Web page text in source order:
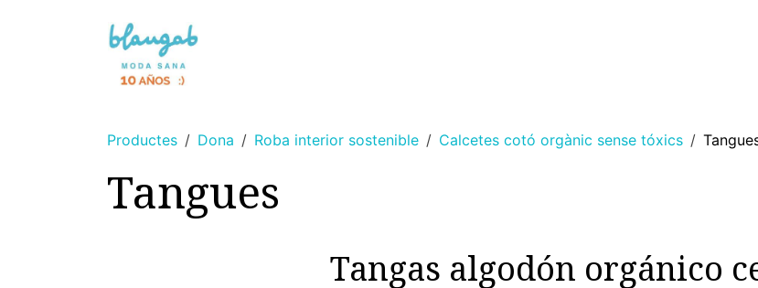
Productes Dona Roba interior sostenible Calcetes cotó orgànic sense tóxics
Tangues
Tangas algodón orgánico